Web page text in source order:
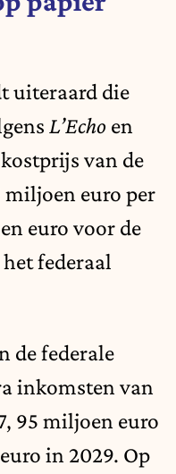
uiteraard die
L’Echo en
van de
miljoen euro per
euro voor de
federaal
de federale
inkomsten van
95 miljoen euro
in 2029. Op